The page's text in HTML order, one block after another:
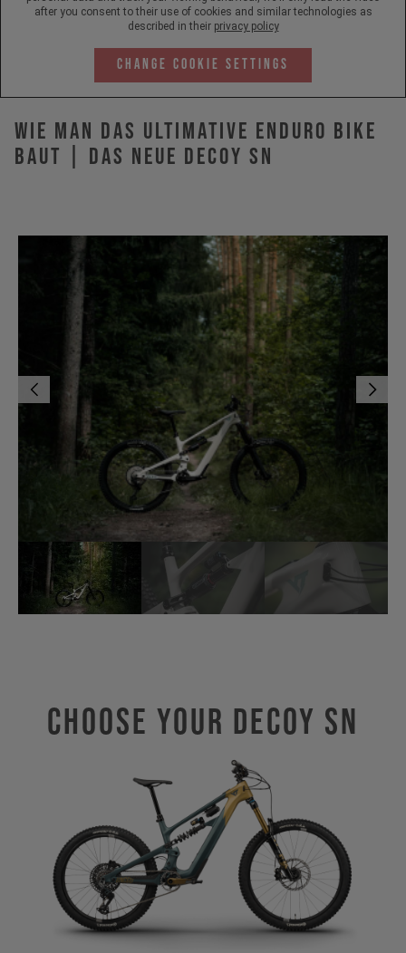
after you consent to their use of cookies and similar technologies as
described in their privacy policy
Change Cookie Settings
Wie man das ultimative Enduro Bike
baut | Das neue DECOY SN
Choose Your Decoy SN